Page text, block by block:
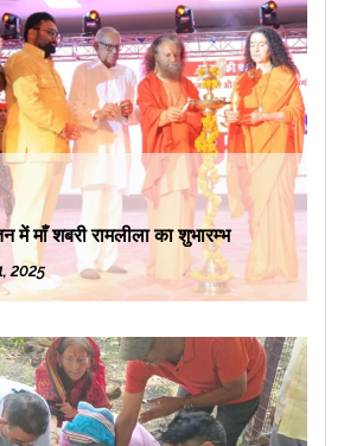
में माँ शबरी रामलीला का शुभारम्भ
2025